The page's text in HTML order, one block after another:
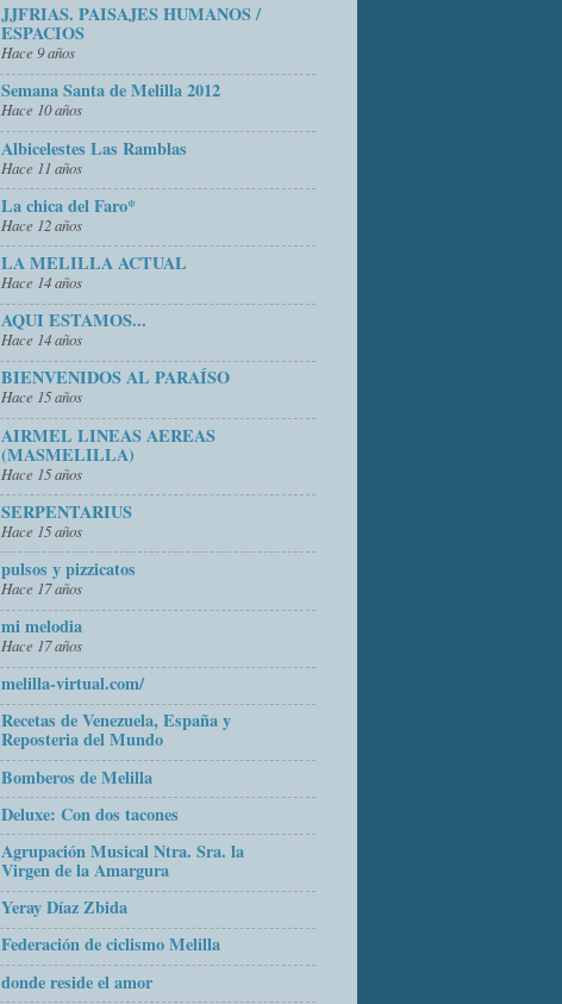
JJFRIAS. PAISAJES HUMANOS /
ESPACIOS
Hace 9 años
Semana Santa de Melilla 2012
Hace 10 años
Albicelestes Las Ramblas
Hace 11 años
La chica del Faro*
Hace 12 años
LA MELILLA ACTUAL
Hace 14 años
AQUI ESTAMOS...
Hace 14 años
BIENVENIDOS AL PARAÍSO
Hace 15 años
AIRMEL LINEAS AEREAS
(MASMELILLA)
Hace 15 años
SERPENTARIUS
Hace 15 años
pulsos y pizzicatos
Hace 17 años
mi melodia
Hace 17 años
melilla-virtual.com/
Recetas de Venezuela, España y
Reposteria del Mundo
Bomberos de Melilla
Deluxe: Con dos tacones
Agrupación Musical Ntra. Sra. la
Virgen de la Amargura
Yeray Díaz Zbida
Federación de ciclismo Melilla
donde reside el amor